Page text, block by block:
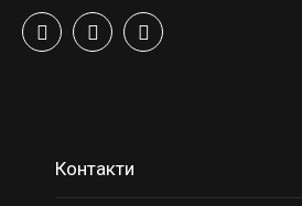
Контакти